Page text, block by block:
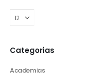
Categorias
Academias